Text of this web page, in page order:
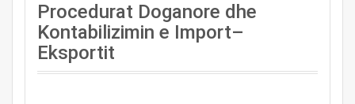
Procedurat Doganore dhe
Kontabilizimin e Import–
Eksportit